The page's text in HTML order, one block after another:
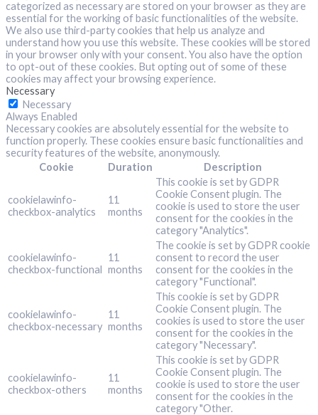
categorized as necessary are stored on your browser as they are
essential for the working of basic functionalities of the website.
We also use third-party cookies that help us analyze and
understand how you use this website. These cookies will be stored
in your browser only with your consent. You also have the option
to opt-out of these cookies. But opting out of some of these
cookies may affect your browsing experience.
Necessary
Necessary
Always Enabled
Necessary cookies are absolutely essential for the website to
function properly. These cookies ensure basic functionalities and
security features of the website, anonymously.
Cookie
Duration Description
cookielawinfo-
checkbox-analytics
11
months
This cookie is set by GDPR
Cookie Consent plugin. The
cookie is used to store the user
consent for the cookies in the
category "Analytics".
cookielawinfo-
checkbox-functional
11
months
The cookie is set by GDPR cookie
consent to record the user
consent for the cookies in the
category "Functional".
cookielawinfo-
checkbox-necessary
11
months
This cookie is set by GDPR
Cookie Consent plugin. The
cookies is used to store the user
consent for the cookies in the
category "Necessary".
cookielawinfo-
checkbox-others
11
months
This cookie is set by GDPR
Cookie Consent plugin. The
cookie is used to store the user
consent for the cookies in the
category "Other.